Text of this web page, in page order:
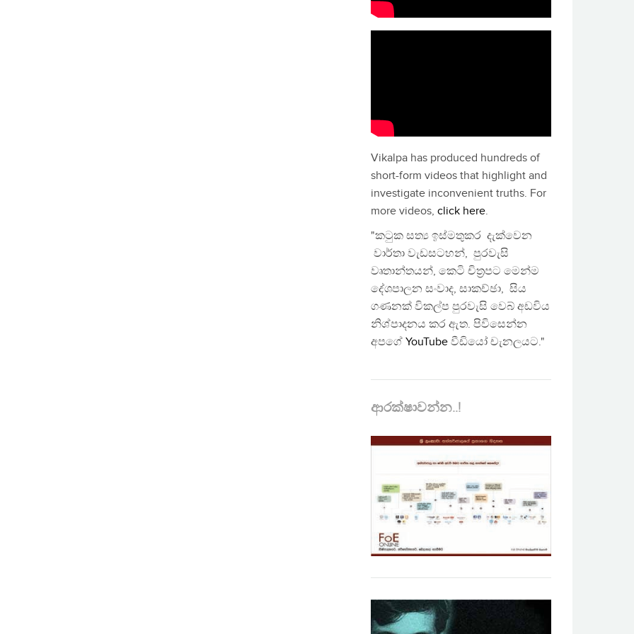
Vikalpa has produced hundreds of
short-form videos that highlight and
investigate inconvenient truths. For
more videos, click here.
"කටුක සත්‍ය ඉස්මතුකර දැක්වෙන
වාර්තා වැඩසටහන්, පුරවැසි
වෘතාන්තයන්, කෙටි චිත්‍රපට මෙන්ම
දේශපාලන සංවාද, සාකච්ඡා, සිය
ගණනක් විකල්ප පුරවැසි වෙබ් අඩවිය
නිශ්පාදනය කර ඇත. පිවිසෙන්න
අපගේ YouTube වීඩියෝ චැනලයට."
ආරක්ෂාවන්න..!